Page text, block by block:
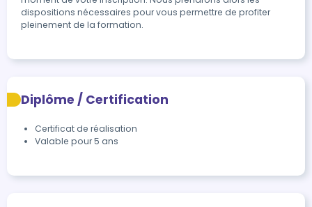
dispositions nécessaires pour vous permettre de profiter
pleinement de la formation.
Diplôme / Certification
Certificat de réalisation
Valable pour 5 ans